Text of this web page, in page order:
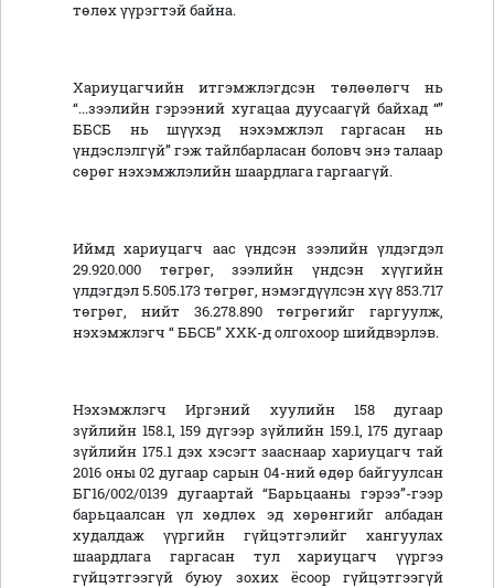
төлөх үүрэгтэй байна.
Хариуцагчийн итгэмжлэгдсэн төлөөлөгч нь
“...зээлийн гэрээний хугацаа дуусаагүй байхад “”
ББСБ нь шүүхэд нэхэмжлэл гаргасан нь
үндэслэлгүй” гэж тайлбарласан боловч энэ талаар
сөрөг нэхэмжлэлийн шаардлага гаргаагүй.
Иймд хариуцагч аас үндсэн зээлийн үлдэгдэл
29.920.000 төгрөг, зээлийн үндсэн хүүгийн
үлдэгдэл 5.505.173 төгрөг, нэмэгдүүлсэн хүү 853.717
төгрөг, нийт 36.278.890 төгрөгийг гаргуулж,
нэхэмжлэгч “ ББСБ” ХХК-д олгохоор шийдвэрлэв.
Нэхэмжлэгч Иргэний хуулийн 158 дугаар
зүйлийн 158.1, 159 дүгээр зүйлийн 159.1, 175 дугаар
зүйлийн 175.1 дэх хэсэгт зааснаар хариуцагч тай
2016 оны 02 дугаар сарын 04-ний өдөр байгуулсан
БГ16/002/0139 дугаартай “Барьцааны гэрээ”-гээр
барьцаалсан үл хөдлөх эд хөрөнгийг албадан
худалдаж үүргийн гүйцэтгэлийг хангуулах
шаардлага гаргасан тул хариуцагч үүргээ
гүйцэтгээгүй буюу зохих ёсоор гүйцэтгээгүй